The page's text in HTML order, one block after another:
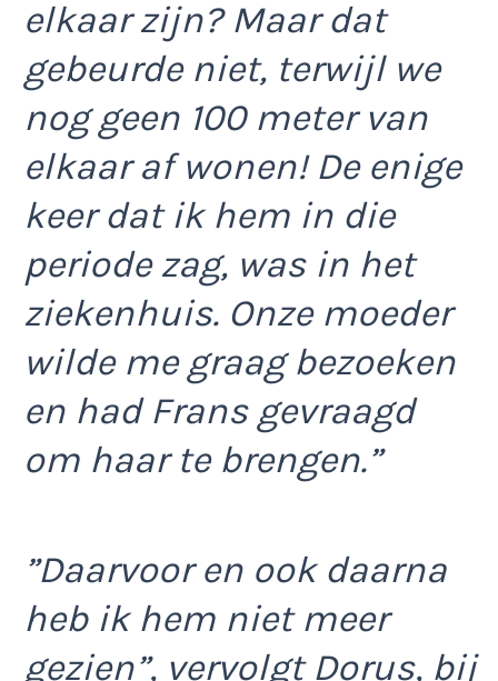
elkaar zijn? Maar dat
gebeurde niet, terwijl we
nog geen 100 meter van
elkaar af wonen! De enige
keer dat ik hem in die
periode zag, was in het
ziekenhuis. Onze moeder
wilde me graag bezoeken
en had Frans gevraagd
om haar te brengen.”
”Daarvoor en ook daarna
heb ik hem niet meer
gezien”, vervolgt Dorus, bij